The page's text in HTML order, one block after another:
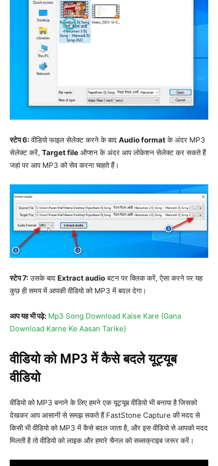
स्टेप 6:वीडियो फाइल सेलेक्ट करने के बाद Audio formatके अंदर MP3
सेलेक्ट करें, Target file ऑप्शन के अंदर आप लोकेशन सेलेक्ट कर सकते हैं
जहां पर आप MP3 को सेव करना चाहते हैं।
स्टेप 7:उसके बाद Extract audioबटन पर क्लिक करें, ऐसा करने पर यह
कुछ ही समय में आपकी वीडियो को MP3 में बदल देगा।
आप यह भी पढ़े: Mp3 Song Download Kaise Kare {Gana
Download Karne Ke Aasan Tarike}
वीडियो को MP3 में कैसे बदले यूट्यूब
वीडियो
वीडियो को MP3 बनाने के लिए हमने एक यूट्यूब वीडियो भी बनाया है जिसको
देखकर आप आसानी से समझ सकते हैं FastStone Capture की मदद से
किसी भी वीडियो को MP3 में कैसे बदल जाता है, और इस वीडियो से आपको मदद
मिलती है तो वीडियो को लाइक और हमारे चैनल को सब्सक्राइब जरूर करें।